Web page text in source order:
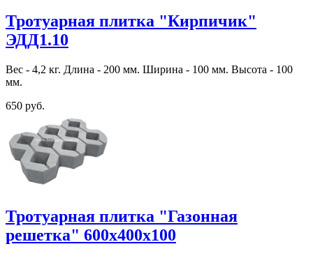
Тротуарная плитка "Кирпичик"
ЭДД1.10
Вес - 4,2 кг. Длина - 200 мм. Ширина - 100 мм. Высота - 100
мм.
650 руб.
Тротуарная плитка "Газонная
решетка" 600х400х100